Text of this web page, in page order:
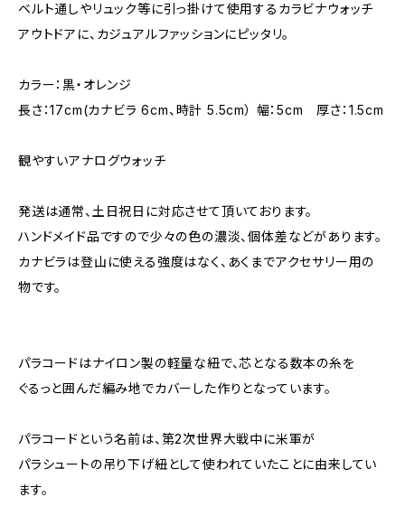
ベルト通しやリュック等に引っ掛けて使用するカラビナウォッチ
アウトドアに、カジュアルファッションにピッタリ。
カラー：黒・オレンジ
長さ：17cm(カナビラ 6cm、時計 5.5cm） 幅：5cm 厚さ：1.5cm
観やすいアナログウォッチ
発送は通常、土日祝日に対応させて頂いております。
ハンドメイド品ですので少々の色の濃淡、個体差などがあります。
カナビラは登山に使える強度はなく、あくまでアクセサリー用の
物です。
パラコードはナイロン製の軽量な紐で、芯となる数本の糸を
ぐるっと囲んだ編み地でカバーした作りとなっています。
パラコードという名前は、第2次世界大戦中に米軍が
パラシュートの吊り下げ紐として使われていたことに由来してい
ます。